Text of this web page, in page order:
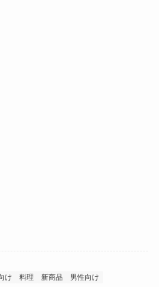
け 料理 新商品 男性向け